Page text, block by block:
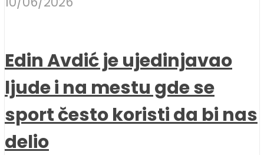
Edin Avdić je ujedinjavao
ljude i na mestu gde se
sport često koristi da bi nas
delio